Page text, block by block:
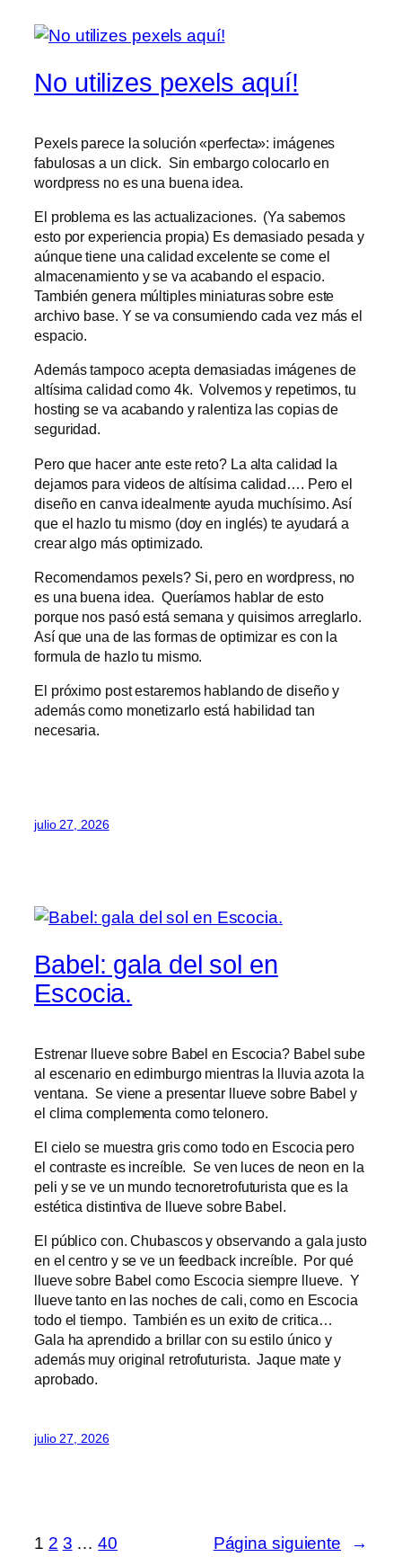
No utilizes pexels aquí!
Pexels parece la solución «perfecta»: imágenes
fabulosas a un click. Sin embargo colocarlo en
wordpress no es una buena idea.
El problema es las actualizaciones. (Ya sabemos
esto por experiencia propia) Es demasiado pesada y
aúnque tiene una calidad excelente se come el
almacenamiento y se va acabando el espacio.
También genera múltiples miniaturas sobre este
archivo base. Y se va consumiendo cada vez más el
espacio.
Además tampoco acepta demasiadas imágenes de
altísima calidad como 4k. Volvemos y repetimos, tu
hosting se va acabando y ralentiza las copias de
seguridad.
Pero que hacer ante este reto? La alta calidad la
dejamos para videos de altísima calidad…. Pero el
diseño en canva idealmente ayuda muchísimo. Así
que el hazlo tu mismo (doy en inglés) te ayudará a
crear algo más optimizado.
Recomendamos pexels? Si, pero en wordpress, no
es una buena idea. Queríamos hablar de esto
porque nos pasó está semana y quisimos arreglarlo.
Así que una de las formas de optimizar es con la
formula de hazlo tu mismo.
El próximo post estaremos hablando de diseño y
además como monetizarlo está habilidad tan
necesaria.
julio 27, 2026
Babel: gala del sol en
Escocia.
Estrenar llueve sobre Babel en Escocia? Babel sube
al escenario en edimburgo mientras la lluvia azota la
ventana. Se viene a presentar llueve sobre Babel y
el clima complementa como telonero.
El cielo se muestra gris como todo en Escocia pero
el contraste es increíble. Se ven luces de neon en la
peli y se ve un mundo tecnoretrofuturista que es la
estética distintiva de llueve sobre Babel.
El público con. Chubascos y observando a gala justo
en el centro y se ve un feedback increíble. Por qué
llueve sobre Babel como Escocia siempre llueve. Y
llueve tanto en las noches de cali, como en Escocia
todo el tiempo. También es un exito de critica…
Gala ha aprendido a brillar con su estilo único y
además muy original retrofuturista. Jaque mate y
aprobado.
julio 27, 2026
1 2 3 … 40 Página siguiente →